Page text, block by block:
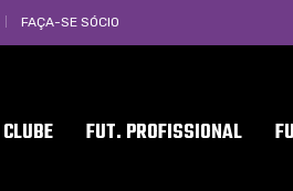
FAÇA-SE SÓCIO
CLUBE FUT. PROFISSIONAL